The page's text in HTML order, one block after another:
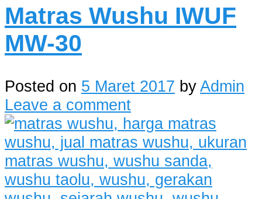
Matras Wushu IWUF
MW-30
Posted on 5 Maret 2017 byAdmin
Leave a comment